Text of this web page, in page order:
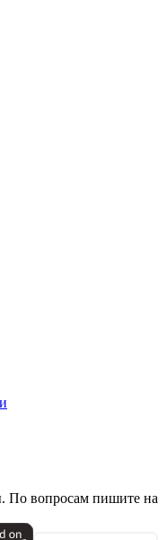
По вопросам пишите на